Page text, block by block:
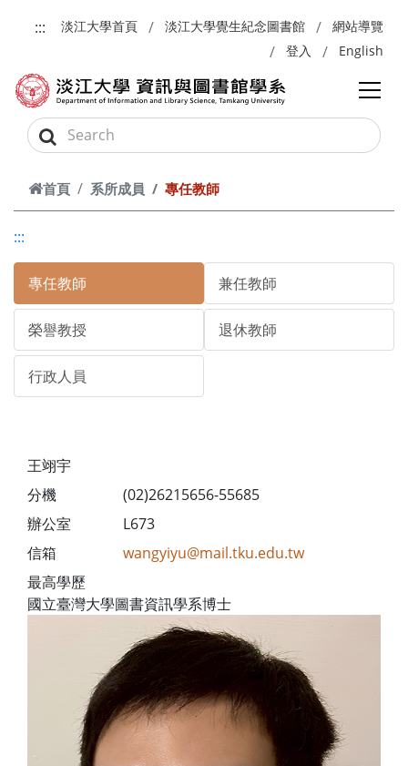
:::
淡江大學首頁 淡江大學覺生紀念圖書館
網站導覽
登入
English
首頁 系所成員 專任教師
:::
專任教師 兼任教師
榮譽教授 退休教師
行政人員
王翊宇
分機
(02)26215656-55685
辦公室
L673
信箱
wangyiyu@mail.tku.edu.tw
最高學歷
國立臺灣大學圖書資訊學系博士